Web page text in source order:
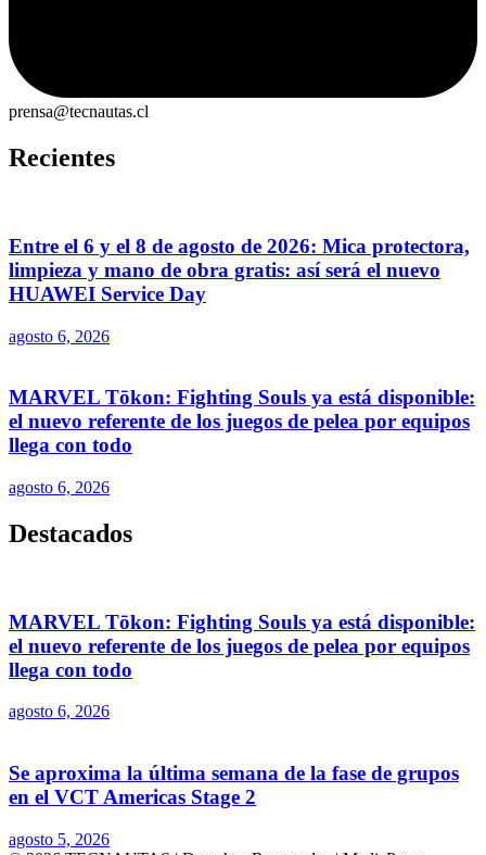
prensa@tecnautas.cl
Recientes
Entre el 6 y el 8 de agosto de 2026: Mica protectora,
limpieza y mano de obra gratis: así será el nuevo
HUAWEI Service Day
agosto 6, 2026
MARVEL Tōkon: Fighting Souls ya está disponible:
el nuevo referente de los juegos de pelea por equipos
llega con todo
agosto 6, 2026
Destacados
MARVEL Tōkon: Fighting Souls ya está disponible:
el nuevo referente de los juegos de pelea por equipos
llega con todo
agosto 6, 2026
Se aproxima la última semana de la fase de grupos
en el VCT Americas Stage 2
agosto 5, 2026